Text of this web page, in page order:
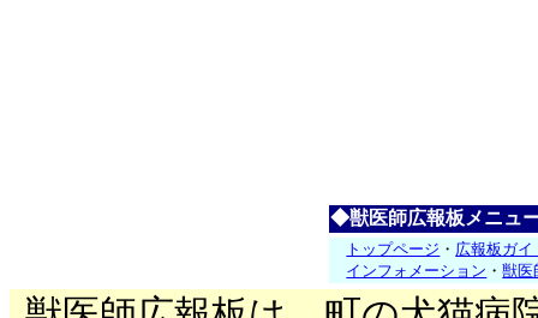
◆獣医師広報板メニュ
トップページ ・ 広報板ガイ
インフォメーション ・獣医